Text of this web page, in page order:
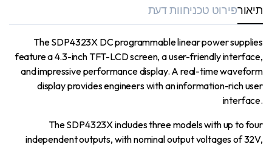
תיאורפירוט טכניחוות דעת
The SDP4323X DC programmable linear power supplies
feature a 4.3-inch TFT-LCD screen, a user-friendly interface,
and impressive performance display. A real-time waveform
display provides engineers with an information-rich user
interface.
The SDP4323X includes three models with up to four
independent outputs, with nominal output voltages of 32V,